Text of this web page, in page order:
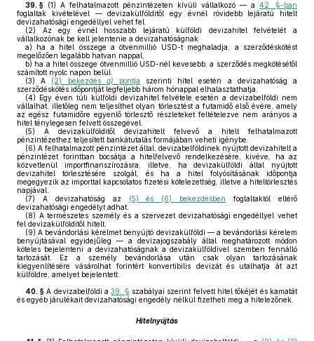
39. § (1) A felhatalmazott pénzintézeten kívüli vállalkozó — a 42. §-ban
foglaltak kivételével — devizakülfölditől egy évnél rövidebb lejáratú hitelt
devizahatósági engedéllyel vehet fel.
(2) Az egy évnél hosszabb lejáratú külföldi devizahitel felvételét a
vállalkozónak be kell jelentenie a devizahatóságnak
a) ha a hitel összege a ötvenmillió USD-t meghaladja, a szerződéskötést
megelőzően legalább hatvan nappal,
b) ha a hitel összege ötvenmillió USD-nél kevesebb, a szerződés megkötésétől
számított nyolc napon belül.
(3) A (2) bekezdés a) pontja szerinti hitel esetén a devizahatóság a
szerződéskötés időpontját legfeljebb három hónappal elhalasztathatja.
(4) Egy éven túli külföldi devizahitel felvétele esetén a devizabelföldi nem
vállalhat, illetőleg nem teljesíthet olyan törlesztést a futamidő első évére, amely
az egész futamidőre egyenlő törlesztő részleteket feltételezve nem arányos a
hitel ténylegesen felvett összegével.
(5) A devizakülfölditől devizahitelt felvevő a hitelt felhatalmazott
pénzintézethez teljesített bankátutalás formájában veheti igénybe.
(6) A felhatalmazott pénzintézet által, devizabelföldinek nyújtott devizahitelt a
pénzintézet forintban bocsátja a hitelfelvevő rendelkezésére, kivéve, ha az
közvetlenül importfinanszírozásra, illetve, ha devizakülföldi által nyújtott
devizahitel törlesztésére szolgál, és ha a hitel folyósításának időpontja
megegyezik az importtal kapcsolatos fizetési kötelezettség, illetve a hiteltörlesztés
napjával.
(7) A devizahatóság az (5) és (6) bekezdésben
foglaltaktól eltérő
devizahatósági engedélyt adhat.
(8) A természetes személy és a szervezet devizahatósági engedéllyel vehet
fel devizakülfölditől hitelt.
(9) A bevándorlási kérelmet benyújtó devizakülföldi — a bevándorlási kérelem
benyújtásával egyidejűleg — a devizajogszabály által meghatározott módon
köteles bejelenteni a devizahatóságnak a devizakülföldivel szemben fennálló
tartozását. Ez a személy bevándorlása után csak olyan tartozásának
kiegyenlítésére vásárolhat forintért konvertibilis devizát és utalhatja át azt
külföldre, amelyet bejelentett.
40. § A devizabelföldi a39. § szabályai szerint felvett hitel tőkéjét és kamatát
és egyéb járulékait devizahatósági engedély nélkül fizetheti meg a hitelezőnek.
Hitelnyújtás